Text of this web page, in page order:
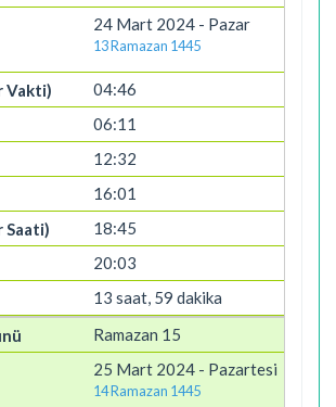
24 Mart 2024 - Pazar
13 Ramazan 1445
04:46
06:11
12:32
16:01
18:45
20:03
13 saat, 59 dakika
Ramazan 15
25 Mart 2024 - Pazartesi
14 Ramazan 1445